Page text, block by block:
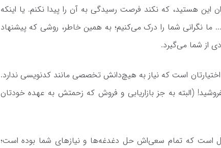
این هستید، که نکند فرصت رسیدگی به آن را پیدا نکنم. یا اینکه
ما نگرانی شما را درک می‌کنیم؛ به همین خاطر، روشی که پیشنهاد
از شما می‌گیرد.
است که نیاز به هیچ‌دانش تخصصی مانند کدنویسی ندارد.
(البته به جز بازاریابی و فروش که زحمتش به عهده خودتان
است که تمام سعی‌اش حل دغدغه‌ها و نیازهای شما بوده است؛